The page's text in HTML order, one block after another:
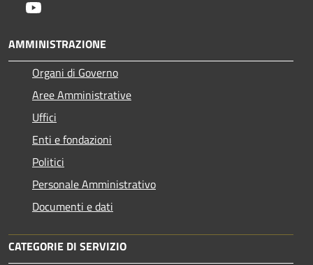
AMMINISTRAZIONE
Organi di Governo
Aree Amministrative
Uffici
Enti e fondazioni
Politici
Personale Amministrativo
Documenti e dati
CATEGORIE DI SERVIZIO